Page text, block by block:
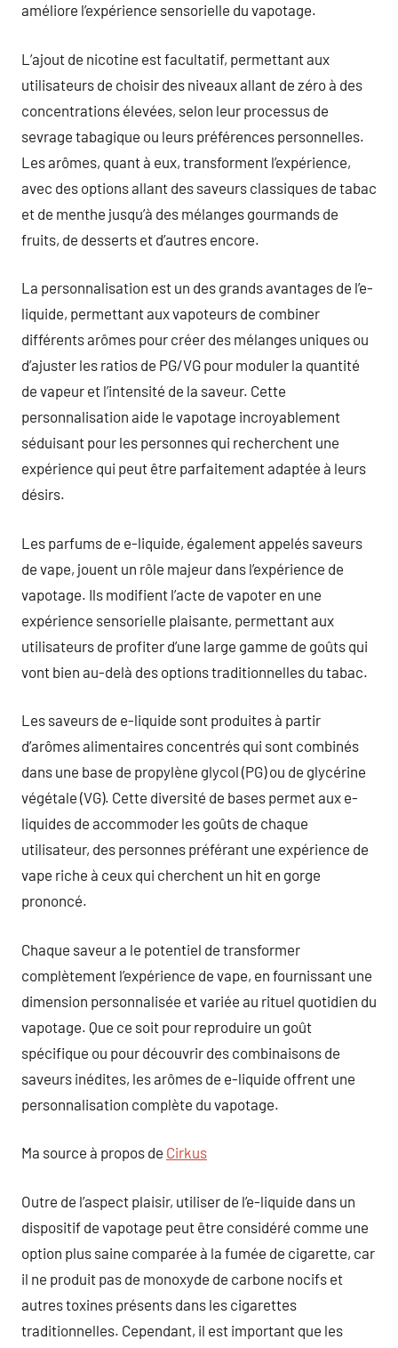
améliore l’expérience sensorielle du vapotage.
L’ajout de nicotine est facultatif, permettant aux
utilisateurs de choisir des niveaux allant de zéro à des
concentrations élevées, selon leur processus de
sevrage tabagique ou leurs préférences personnelles.
Les arômes, quant à eux, transforment l’expérience,
avec des options allant des saveurs classiques de tabac
et de menthe jusqu’à des mélanges gourmands de
fruits, de desserts et d’autres encore.
La personnalisation est un des grands avantages de l’e-
liquide, permettant aux vapoteurs de combiner
différents arômes pour créer des mélanges uniques ou
d’ajuster les ratios de PG/VG pour moduler la quantité
de vapeur et l’intensité de la saveur. Cette
personnalisation aide le vapotage incroyablement
séduisant pour les personnes qui recherchent une
expérience qui peut être parfaitement adaptée à leurs
désirs.
Les parfums de e-liquide, également appelés saveurs
de vape, jouent un rôle majeur dans l’expérience de
vapotage. Ils modifient l’acte de vapoter en une
expérience sensorielle plaisante, permettant aux
utilisateurs de profiter d’une large gamme de goûts qui
vont bien au-delà des options traditionnelles du tabac.
Les saveurs de e-liquide sont produites à partir
d’arômes alimentaires concentrés qui sont combinés
dans une base de propylène glycol (PG) ou de glycérine
végétale (VG). Cette diversité de bases permet aux e-
liquides de accommoder les goûts de chaque
utilisateur, des personnes préférant une expérience de
vape riche à ceux qui cherchent un hit en gorge
prononcé.
Chaque saveur a le potentiel de transformer
complètement l’expérience de vape, en fournissant une
dimension personnalisée et variée au rituel quotidien du
vapotage. Que ce soit pour reproduire un goût
spécifique ou pour découvrir des combinaisons de
saveurs inédites, les arômes de e-liquide offrent une
personnalisation complète du vapotage.
Ma source à propos de Cirkus
Outre de l’aspect plaisir, utiliser de l’e-liquide dans un
dispositif de vapotage peut être considéré comme une
option plus saine comparée à la fumée de cigarette, car
il ne produit pas de monoxyde de carbone nocifs et
autres toxines présents dans les cigarettes
traditionnelles. Cependant, il est important que les